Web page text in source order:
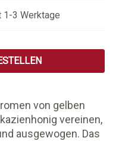
von gelben
vereinen,
ausgewogen. Das
3 Werktage
gewünschten